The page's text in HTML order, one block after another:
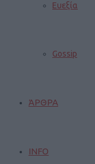
Ευεξία
Gossip
ΆΡΘΡΑ
INFO